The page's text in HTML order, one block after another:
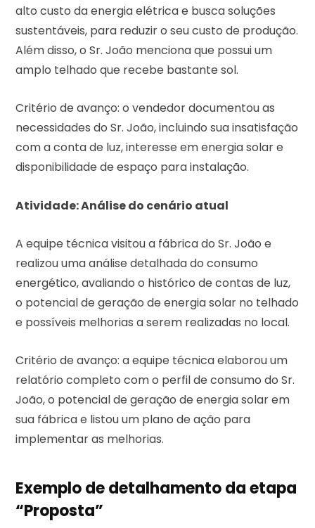
alto custo da energia elétrica e busca soluções
sustentáveis, para reduzir o seu custo de produção.
Além disso, o Sr. João menciona que possui um
amplo telhado que recebe bastante sol.
Critério de avanço: o vendedor documentou as
necessidades do Sr. João, incluindo sua insatisfação
com a conta de luz, interesse em energia solar e
disponibilidade de espaço para instalação.
Atividade: Análise do cenário atual
A equipe técnica visitou a fábrica do Sr. João e
realizou uma análise detalhada do consumo
energético, avaliando o histórico de contas de luz,
o potencial de geração de energia solar no telhado
e possíveis melhorias a serem realizadas no local.
Critério de avanço: a equipe técnica elaborou um
relatório completo com o perfil de consumo do Sr.
João, o potencial de geração de energia solar em
sua fábrica e listou um plano de ação para
implementar as melhorias.
Exemplo de detalhamento da etapa
“Proposta”